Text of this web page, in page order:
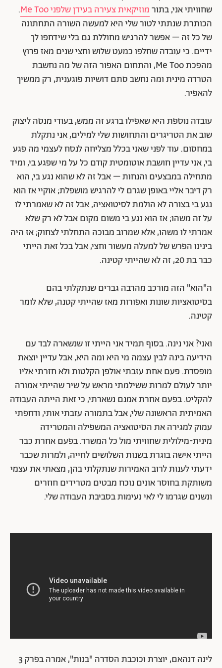
שחוויתי אני, בתורמוזיקאית צעירה בעידן שלפני Me Too
.
הכותרת שנתתי לטור שלי היא למעשה השורה התחתונה
של כל זה – אפשר להרגיש מחוללת גם בלי שידחפו לך
ידיים. כי עובדה שחלפו כמעט שלוש וחצי שנים מאז פרוץ
מהפכת Me Too, והתחום האפור הזה של מה נחשבת
הטרדה מינית ומה נחשב סתם דושיות פוגענית, רק ממשיך
להאפיר.
עובדה נוספת היא שאפילו ברגע זה ממש, בעודי מנסה ליצוק
שוב את הטריגרים והתחושות שלי למילים, אני נתקלת
במחסום. עוד לפני שאני בכלל מצליחה לנסח לעצמי מה פגע
בי, אני עדיין חושבת אוטומטית קודם כל על מי שפגע בי, ומיד
מתחילה במבצעים והנחות – אבל זה לא שהוא נגע בי, הוא
רק דיבר אליי באופן שגרם לי להרגיש מושפלת; אוקיי אז הוא
נגע בי בצורה לא הולמת לסיטואציה, אבל זה לא שאמרתי לו
על זה משהו; אז הוא נגע בי משום מקום אבל לא רק שלא
אמרתי לו משהו, אלא שמרוב מבוכה התחלתי לצחוק; אז היה
בינינו הפרש של למעלה מעשור וחצי, אבל בכל זאת הייתי
כבר בת 20, זה לא שהייתי קטינה.
ה"הוא" הזה מורכב מהרבה גברים שנתקלתי בהם
בסיטואציות שונות ואפורות מאז שהייתי קטנה, שלא לומר
קטינה.
ואני? אני נינה. בסוף תמיד אני הייתי זו שנשארה לבד עם
הידיעה בינה לבין עצמה מי היא ומה היא, אבל עדיין יוצאת
מופסדת. פעם אחת עזבתי אולפן הקלטות ולא חזרתי אליו
יותר לעולם למרות ששילמתי מראש על שיר שהייתי אמורה
להקליט. בפעם אחרת אמנם נשארתי, כי זאת הייתה העבודה
האמיתית הראשונה שלי, אבל בתמורה עזבתי אותי, ודחפתי
עמוק למגירה את הסיטואציה המשפילה והמטרידה
מינית-מילולית שחוויתי מול כל המשרד. בפעם אחרת כבר
הייתי אישה בוגרת בשנות השלושים לחייה, ולמרות שכבר
ידעתי לענות לרוב האמירות שנתקלתי בהן, מצאתי את עצמי
משותקת בחוסר אונים נוכח מבטים מטרידים חוזרים
ונשנים שגרמו לי לאי נעימות בסביבת העבודה שלי.
לינה דנהאם, יוצרת וכוכבת הסדרה "בנות", אמרה בפרק 3